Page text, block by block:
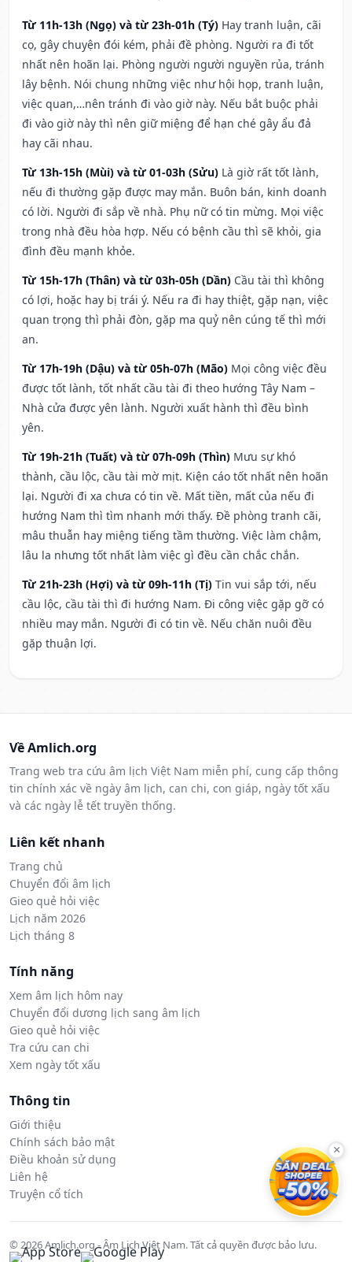
Từ 11h-13h (Ngọ) và từ 23h-01h (Tý) Hay tranh luận, cãi
cọ, gây chuyện đói kém, phải đề phòng. Người ra đi tốt
nhất nên hoãn lại. Phòng người người nguyền rủa, tránh
lây bệnh. Nói chung những việc như hội họp, tranh luận,
việc quan,…nên tránh đi vào giờ này. Nếu bắt buộc phải
đi vào giờ này thì nên giữ miệng để hạn ché gây ẩu đả
hay cãi nhau.
Từ 13h-15h (Mùi) và từ 01-03h (Sửu) Là giờ rất tốt lành,
nếu đi thường gặp được may mắn. Buôn bán, kinh doanh
có lời. Người đi sắp về nhà. Phụ nữ có tin mừng. Mọi việc
trong nhà đều hòa hợp. Nếu có bệnh cầu thì sẽ khỏi, gia
đình đều mạnh khỏe.
Từ 15h-17h (Thân) và từ 03h-05h (Dần) Cầu tài thì không
có lợi, hoặc hay bị trái ý. Nếu ra đi hay thiệt, gặp nạn, việc
quan trọng thì phải đòn, gặp ma quỷ nên cúng tế thì mới
an.
Từ 17h-19h (Dậu) và từ 05h-07h (Mão) Mọi công việc đều
được tốt lành, tốt nhất cầu tài đi theo hướng Tây Nam –
Nhà cửa được yên lành. Người xuất hành thì đều bình
yên.
Từ 19h-21h (Tuất) và từ 07h-09h (Thìn) Mưu sự khó
thành, cầu lộc, cầu tài mờ mịt. Kiện cáo tốt nhất nên hoãn
lại. Người đi xa chưa có tin về. Mất tiền, mất của nếu đi
hướng Nam thì tìm nhanh mới thấy. Đề phòng tranh cãi,
mâu thuẫn hay miệng tiếng tầm thường. Việc làm chậm,
lâu la nhưng tốt nhất làm việc gì đều cần chắc chắn.
Từ 21h-23h (Hợi) và từ 09h-11h (Tị) Tin vui sắp tới, nếu
cầu lộc, cầu tài thì đi hướng Nam. Đi công việc gặp gỡ có
nhiều may mắn. Người đi có tin về. Nếu chăn nuôi đều
gặp thuận lợi.
Về Amlich.org
Trang web tra cứu âm lịch Việt Nam miễn phí, cung cấp thông
tin chính xác về ngày âm lịch, can chi, con giáp, ngày tốt xấu
và các ngày lễ tết truyền thống.
Liên kết nhanh
Trang chủ
Chuyển đổi âm lịch
Gieo quẻ hỏi việc
Lịch năm 2026
Lịch tháng 8
Tính năng
Xem âm lịch hôm nay
Chuyển đổi dương lịch sang âm lịch
Gieo quẻ hỏi việc
Tra cứu can chi
Xem ngày tốt xấu
Thông tin
Giới thiệu
Chính sách bảo mật
Điều khoản sử dụng
Liên hệ
Truyện cổ tích
© 2026 Amlich.org - Âm Lịch Việt Nam. Tất cả quyền được bảo lưu.
×